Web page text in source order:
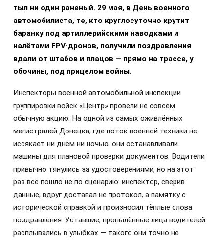
тыл ни один раненый. 29 мая, в День военного
автомобилиста, те, кто круглосуточно крутит
баранку под артиллерийскими наводками и
налётами FPV-дронов, получили поздравления
вдали от штабов и плацов — прямо на трассе, у
обочины, под прицелом войны.
Инспекторы военной автомобильной инспекции
группировки войск «Центр» провели не совсем
обычную акцию. На одной из самых оживлённых
магистралей Донецка, где поток военной техники не
иссякает ни днём ни ночью, они останавливали
машины для плановой проверки документов. Водители
привычно тянулись за удостоверениями, но на этот
раз всё пошло не по сценарию: инспектор, сверив
данные, вдруг доставал не протокол, а памятку с
исторической справкой и произносил тёплые слова
поздравления. Уставшие, пропылённые лица водителей
расплывались в улыбках — такого они точно не